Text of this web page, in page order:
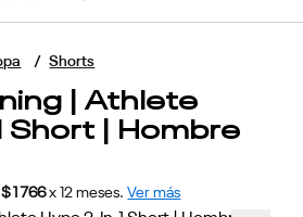
Shorts
| Athlete
Short | Hombre
$1766 x 12 meses. Ver más